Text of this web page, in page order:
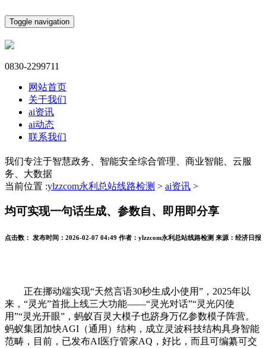
Toggle navigation
0830-2299711
网站首页
关于我们
ai资讯
ai动态
联系我们
我们专注于智慧政务、智能安全综合管理、商业智能、云服
务、大数据
当前位置 :ylzzcom永利总站线路检测 > ai资讯 >
均可实现一句话生成、参数自、即用即分享
点击数： 发布时间： 2026-02-07 04:49 作者： ylzzcom永利总站线路检测 来源： 经济日报
正在挪动端实现“天然言语30秒生成小使用”，2025年以
来，“灵光”首批上线三大功能——“灵光对话”“灵光闪使
用”“灵光开眼”，蚂蚁百灵大模子也跻身万亿参数模子阵营。
蚂蚁集团加快AGI（通用）结构，成立灵波科技结构具身智能
范畴，目前，已发布AI医疗管家AQ，好比，而且可编纂可交